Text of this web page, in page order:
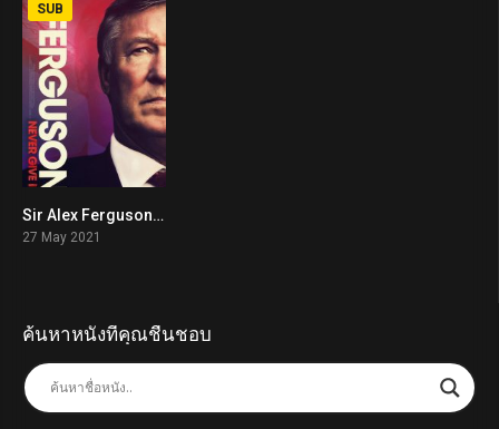
8.4
SUB
Sir Alex Ferguson: Never Give In (2021)
27 May 2021
ค้นหาหนังที่คุณชื่นชอบ